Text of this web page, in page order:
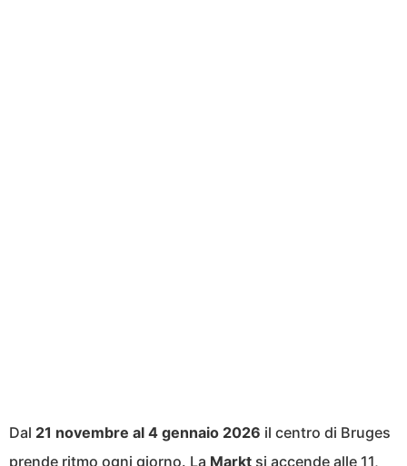
Dal 21 novembre al 4 gennaio 2026 il centro di Bruges
prende ritmo ogni giorno. La Markt si accende alle 11,